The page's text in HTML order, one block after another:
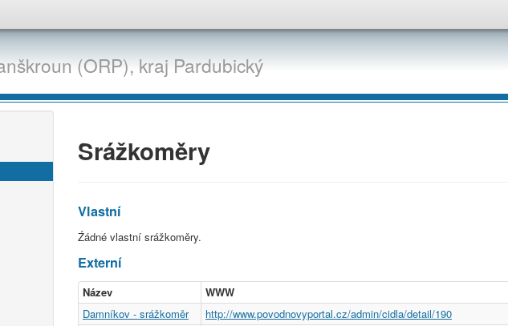
(ORP),krajPardubický
Srážkoměry
Vlastní
Źádné vlastní srážkoměry.
Externí
Název WWW
Damníkov - srážkoměr
http://www.povodnovyportal.cz/admin/cidla/detail/190